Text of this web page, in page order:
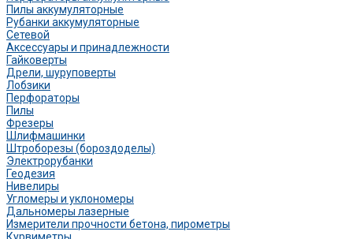
Пилы аккумуляторные
Рубанки аккумуляторные
Сетевой
Аксессуары и принадлежности
Гайковерты
Дрели, шуруповерты
Лобзики
Перфораторы
Пилы
Фрезеры
Шлифмашинки
Штроборезы (бороздоделы)
Электрорубанки
Геодезия
Нивелиры
Угломеры и уклономеры
Дальномеры лазерные
Измерители прочности бетона, пирометры
Курвиметры